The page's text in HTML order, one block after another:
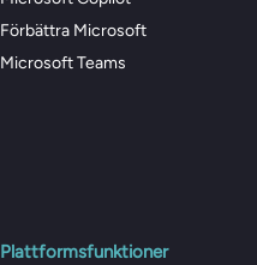
Förbättra Microsoft
Microsoft Teams
Plattformsfunktioner